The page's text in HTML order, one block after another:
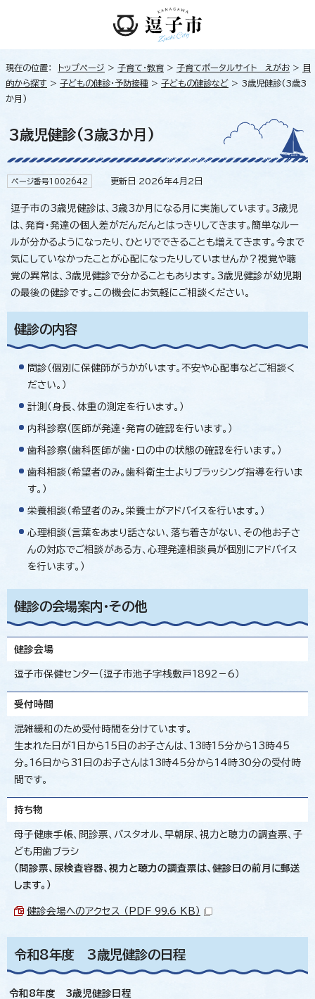
現在の位置： トップページ > 子育て・教育 > 子育てポータルサイト えがお >
目
的から探す > 子どもの健診・予防接種 > 子どもの健診など > 3歳児健診(3歳3
か月)
3歳児健診(3歳3か月)
ページ番号1002642 更新日 2026年4月2日
逗子市の3歳児健診は、3歳3か月になる月に実施しています。3歳児
は、発育・発達の個人差がだんだんとはっきりしてきます。簡単なルー
ルが分かるようになったり、ひとりでできることも増えてきます。今まで
気にしていなかったことが心配になったりしていませんか？視覚や聴
覚の異常は、3歳児健診で分かることもあります。3歳児健診が幼児期
の最後の健診です。この機会にお気軽にご相談ください。
健診の内容
問診（個別に保健師がうかがいます。不安や心配事などご相談く
ださい。）
計測（身長、体重の測定を行います。）
内科診察（医師が発達・発育の確認を行います。）
歯科診察（歯科医師が歯・口の中の状態の確認を行います。）
歯科相談（希望者のみ。歯科衛生士よりブラッシング指導を行いま
す。）
栄養相談（希望者のみ。栄養士がアドバイスを行います。）
心理相談（言葉をあまり話さない、落ち着きがない、その他お子さ
んの対応でご相談がある方、心理発達相談員が個別にアドバイス
を行います。）
健診の会場案内・その他
健診会場
逗子市保健センター（逗子市池子字桟敷戸1892－6）
受付時間
混雑緩和のため受付時間を分けています。
生まれた日が1日から15日のお子さんは、13時15分から13時45
分。16日から31日のお子さんは13時45分から14時30分の受付時
間です。
持ち物
母子健康手帳、問診票、バスタオル、早朝尿、視力と聴力の調査票、子
ども用歯ブラシ
（問診票、尿検査容器、視力と聴力の調査票は、健診日の前月に郵送
します。）
健診会場へのアクセス （PDF 99.6 KB）
令和8年度 3歳児健診の日程
令和8年度 3歳児健診日程